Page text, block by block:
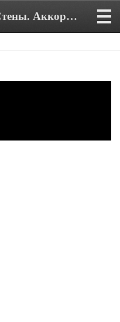
Горячий шоколад: Стены. Аккорды и текст песни